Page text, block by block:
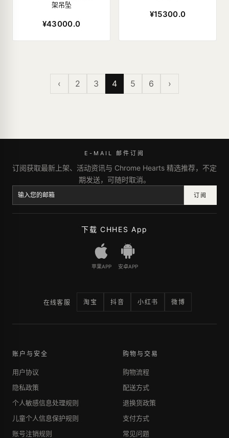
架吊坠
¥43000.0
¥15300.0
‹ 2 3 4 5 6 ›
E-MAIL 邮件订阅
订阅获取最新上架、活动资讯与 Chrome Hearts 精选推荐，不定
期发送，可随时取消。
订阅
下载 CHHES App
苹果APP 安卓APP
在线客服 淘宝 抖音 小红书 微博
账户与安全
用户协议
隐私政策
个人敏感信息处理规则
儿童个人信息保护规则
账号注销规则
购物与交易
购物流程
配送方式
退换货政策
支付方式
常见问题